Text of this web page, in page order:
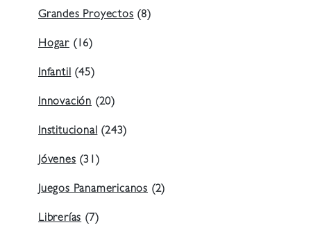
Grandes Proyectos (8)
Hogar (16)
Infantil (45)
Innovación (20)
Institucional (243)
Jóvenes (31)
Juegos Panamericanos (2)
Librerías (7)